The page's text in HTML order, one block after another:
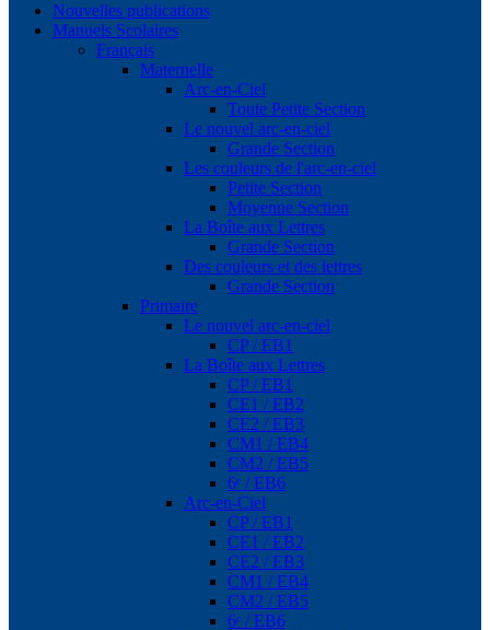
Nouvelles publications
Manuels Scolaires
Français
Maternelle
Arc-en-Ciel
Toute Petite Section
Le nouvel arc-en-ciel
Grande Section
Les couleurs de l'arc-en-ciel
Petite Section
Moyenne Section
La Boîte aux Lettres
Grande Section
Des couleurs et des lettres
Grande Section
Primaire
Le nouvel arc-en-ciel
CP / EB1
La Boîte aux Lettres
CP / EB1
CE1 / EB2
CE2 / EB3
CM1 / EB4
CM2 / EB5
6ᵉ / EB6
Arc-en-Ciel
CP / EB1
CE1 / EB2
CE2 / EB3
CM1 / EB4
CM2 / EB5
6ᵉ / EB6